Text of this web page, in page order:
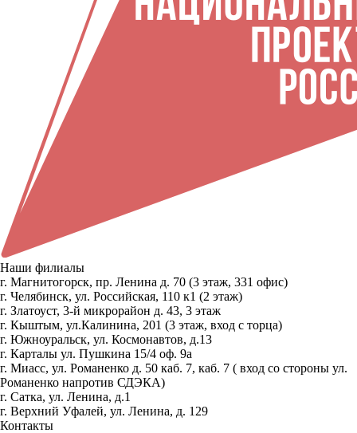
Наши филиалы
г. Магнитогорск, пр. Ленина д. 70 (3 этаж, 331 офис)
г. Челябинск, ул. Российская, 110 к1 (2 этаж)
г. Златоуст, 3-й микрорайон д. 43, 3 этаж
г. Кыштым, ул.Калинина, 201 (3 этаж, вход с торца)
г. Южноуральск, ул. Космонавтов, д.13
г. Карталы ул. Пушкина 15/4 оф. 9а
г. Миасс, ул. Романенко д. 50 каб. 7, каб. 7 ( вход со стороны ул.
Романенко напротив СДЭКА)
г. Сатка, ул. Ленина, д.1
г. Верхний Уфалей, ул. Ленина, д. 129
Контакты